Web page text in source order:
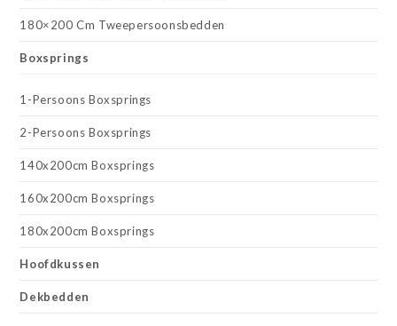
180×200 Cm Tweepersoonsbedden
Boxsprings
1-Persoons Boxsprings
2-Persoons Boxsprings
140x200cm Boxsprings
160x200cm Boxsprings
180x200cm Boxsprings
Hoofdkussen
Dekbedden